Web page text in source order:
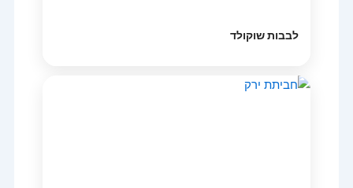
לבבות שוקולד